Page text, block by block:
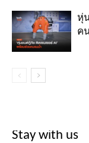
หุ่
ค
Stay with us